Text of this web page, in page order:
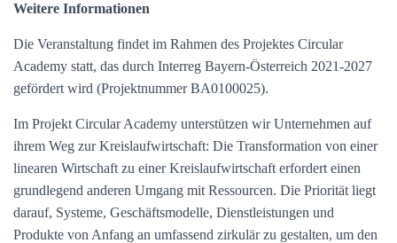
Weitere Informationen
Die Veranstaltung findet im Rahmen des Projektes Circular
Academy statt, das durch Interreg Bayern-Österreich 2021-2027
gefördert wird (Projektnummer BA0100025).
Im Projekt Circular Academy unterstützen wir Unternehmen auf
ihrem Weg zur Kreislaufwirtschaft: Die Transformation von einer
linearen Wirtschaft zu einer Kreislaufwirtschaft erfordert einen
grundlegend anderen Umgang mit Ressourcen. Die Priorität liegt
darauf, Systeme, Geschäftsmodelle, Dienstleistungen und
Produkte von Anfang an umfassend zirkulär zu gestalten, um den